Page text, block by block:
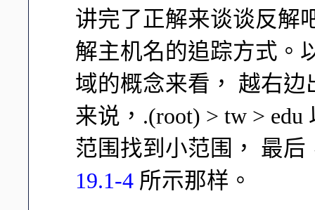
讲完了正解来谈谈反解
解主机名的追踪方式。
域的概念来看， 越右
来说，.(root) > tw >
范围找到小范围， 最
19.1-4 所示那样。